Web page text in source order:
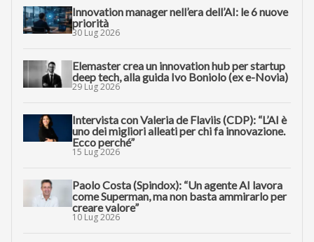
Innovation manager nell’era dell’AI: le 6 nuove
priorità
30 Lug 2026
Elemaster crea un innovation hub per startup
deep tech, alla guida Ivo Boniolo (ex e-Novia)
29 Lug 2026
Intervista con Valeria de Flaviis (CDP): “L’AI è
uno dei migliori alleati per chi fa innovazione.
Ecco perché”
15 Lug 2026
Paolo Costa (Spindox): “Un agente AI lavora
come Superman, ma non basta ammirarlo per
creare valore”
10 Lug 2026